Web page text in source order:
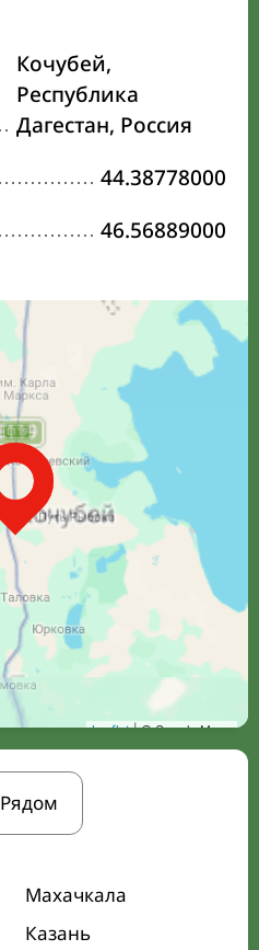
Кочубей,
Республика
Дагестан, Россия
44.38778000
46.56889000
Leaflet| © Google Maps
Рядом
Махачкала
Казань